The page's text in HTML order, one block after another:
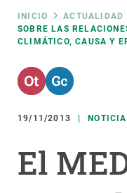
Ruta
de
INICIO ACTUALIDAD
SOBRE LAS
CLIMÁTICO, CAUSA Y
19/11/2013 NOTICIA
El
RRSS
Featured
menu
INVESTIGACIÓN